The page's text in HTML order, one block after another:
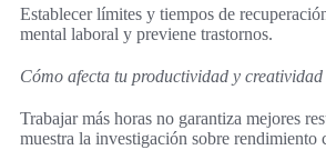
Establecer límites y tiempos de
mental laboral y previene trastornos.
Cómo afecta tu productividad y creatividad
Trabajar más horas no garantiza mejores
muestra la investigación sobre rendimiento